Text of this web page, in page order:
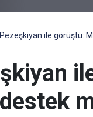
ile görüştü: